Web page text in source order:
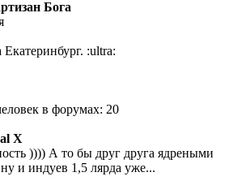
Бога
:ultra:
X
)))) А то бы друг друга ядреными
и индуев 1,5 лярда уже...